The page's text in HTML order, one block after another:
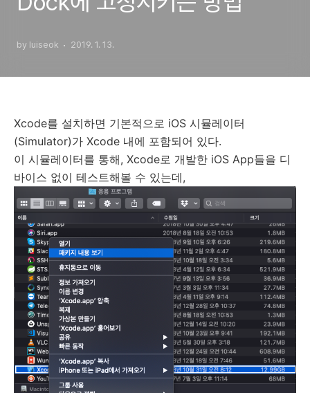
by luiseok 2019. 1. 13.
Xcode를 설치하면 기본적으로 iOS 시뮬레이터
(Simulator)가 Xcode 내에 포함되어 있다.
이 시뮬레이터를 통해, Xcode로 개발한 iOS App들을 디
바이스 없이 테스트해볼 수 있는데,